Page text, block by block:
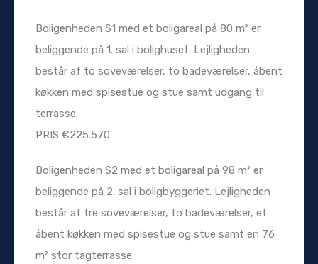
Boligenheden S1 med et boligareal på 80 m² er
beliggende på 1. sal i bolighuset. Lejligheden
består af to soveværelser, to badeværelser, åbent
køkken med spisestue og stue samt udgang til
terrasse.
PRIS €225.570
Boligenheden S2 med et boligareal på 98 m² er
beliggende på 2. sal i boligbyggeriet. Lejligheden
består af tre soveværelser, to badeværelser, et
åbent køkken med spisestue og stue samt en 76
m² stor tagterrasse.